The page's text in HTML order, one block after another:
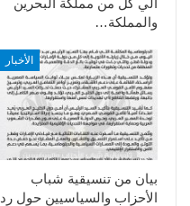
والمملكة…
الأخبار
بيان من تنسيقية شباب
الأحزاب والسياسيين حول رد